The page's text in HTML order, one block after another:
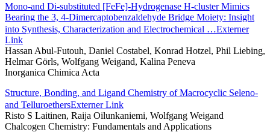
Mono-and Di-substituted [FeFe]-Hydrogenase H-cluster Mimics
Bearing the 3, 4-Dimercaptobenzaldehyde Bridge Moiety: Insight
into Synthesis, Characterization and Electrochemical …Externer
Link
Hassan Abul-Futouh, Daniel Costabel, Konrad Hotzel, Phil Liebing,
Helmar Görls, Wolfgang Weigand, Kalina Peneva
Inorganica Chimica Acta
Structure, Bonding, and Ligand Chemistry of Macrocyclic Seleno-
and TelluroethersExterner Link
Risto S Laitinen, Raija Oilunkaniemi, Wolfgang Weigand
Chalcogen Chemistry: Fundamentals and Applications